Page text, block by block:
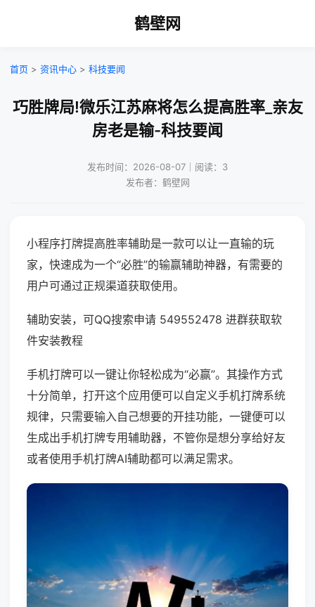
鹤壁网
首页 > 资讯中心 > 科技要闻
巧胜牌局!微乐江苏麻将怎么提高胜率_亲友
房老是输-科技要闻
发布时间：2026-08-07｜阅读：3
发布者：鹤壁网
小程序打牌提高胜率辅助是一款可以让一直输的玩
家，快速成为一个“必胜”的输赢辅助神器，有需要的
用户可通过正规渠道获取使用。
辅助安装，可QQ搜索申请 549552478 进群获取软
件安装教程
手机打牌可以一键让你轻松成为“必赢”。其操作方式
十分简单，打开这个应用便可以自定义手机打牌系统
规律，只需要输入自己想要的开挂功能，一键便可以
生成出手机打牌专用辅助器，不管你是想分享给好友
或者使用手机打牌AI辅助都可以满足需求。